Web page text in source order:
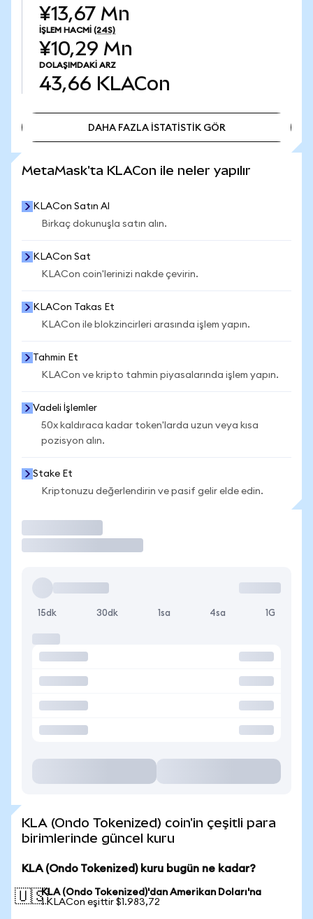
¥13,67 Mn
İŞLEM HACMI (24S)
¥10,29 Mn
DOLAŞIMDAKI ARZ
43,66 KLACon
DAHA FAZLA İSTATİSTİK GÖR
MetaMask'ta KLACon ile neler yapılır
KLACon Satın Al
Birkaç dokunuşla satın alın.
KLACon Sat
KLACon coin'lerinizi nakde çevirin.
KLACon Takas Et
KLACon ile blokzincirleri arasında işlem yapın.
Tahmin Et
KLACon ve kripto tahmin piyasalarında işlem yapın.
Vadeli İşlemler
50x kaldıraca kadar token'larda uzun veya kısa
pozisyon alın.
Stake Et
Kriptonuzu değerlendirin ve pasif gelir elde edin.
15dk 30dk 1sa 4sa 1G
KLA (Ondo Tokenized) coin'in çeşitli para
birimlerinde güncel kuru
KLA (Ondo Tokenized) kuru bugün ne kadar?
🇺🇸KLA (Ondo Tokenized)'dan Amerikan Doları'na
1 KLACon eşittir $1.983,72